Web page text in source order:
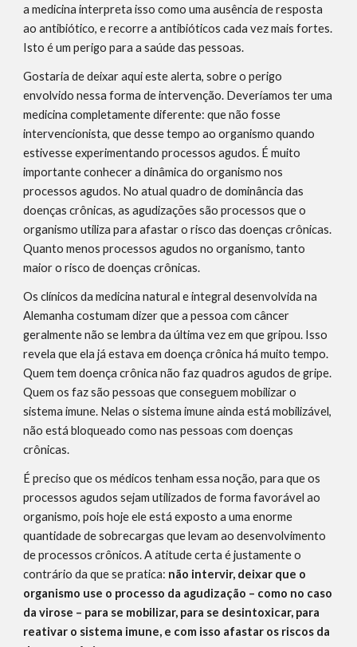
a medicina interpreta isso como uma ausência de resposta
ao antibiótico, e recorre a antibióticos cada vez mais fortes.
Isto é um perigo para a saúde das pessoas.
Gostaria de deixar aqui este alerta, sobre o perigo
envolvido nessa forma de intervenção. Deveríamos ter uma
medicina completamente diferente: que não fosse
intervencionista, que desse tempo ao organismo quando
estivesse experimentando processos agudos. É muito
importante conhecer a dinâmica do organismo nos
processos agudos. No atual quadro de dominância das
doenças crônicas, as agudizações são processos que o
organismo utiliza para afastar o risco das doenças crônicas.
Quanto menos processos agudos no organismo, tanto
maior o risco de doenças crônicas.
Os clínicos da medicina natural e integral desenvolvida na
Alemanha costumam dizer que a pessoa com câncer
geralmente não se lembra da última vez em que gripou. Isso
revela que ela já estava em doença crônica há muito tempo.
Quem tem doença crônica não faz quadros agudos de gripe.
Quem os faz são pessoas que conseguem mobilizar o
sistema imune. Nelas o sistema imune ainda está mobilizável,
não está bloqueado como nas pessoas com doenças
crônicas.
É preciso que os médicos tenham essa noção, para que os
processos agudos sejam utilizados de forma favorável ao
organismo, pois hoje ele está exposto a uma enorme
quantidade de sobrecargas que levam ao desenvolvimento
de processos crônicos. A atitude certa é justamente o
contrário da que se pratica: não intervir, deixar que o
organismo use o processo da agudização – como no caso
da virose – para se mobilizar, para se desintoxicar, para
reativar o sistema imune, e com isso afastar os riscos da